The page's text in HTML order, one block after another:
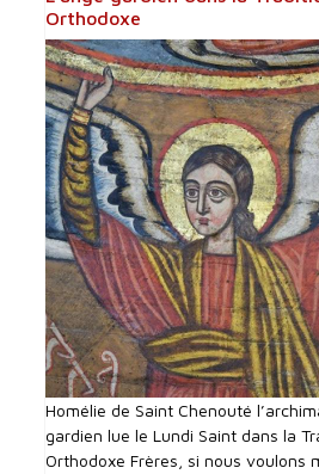
Orthodoxe
Homélie de Saint Chenouté
gardien lue le Lundi Saint dans la
Orthodoxe Frères, si nous voulons